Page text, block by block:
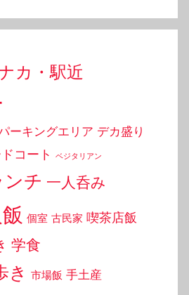
カ・駅近
ーキングエリア デカ盛り
コート ベジタリアン
ンチ 一人呑み
個室 古民家 喫茶店飯
学食
き 市場飯 手土産